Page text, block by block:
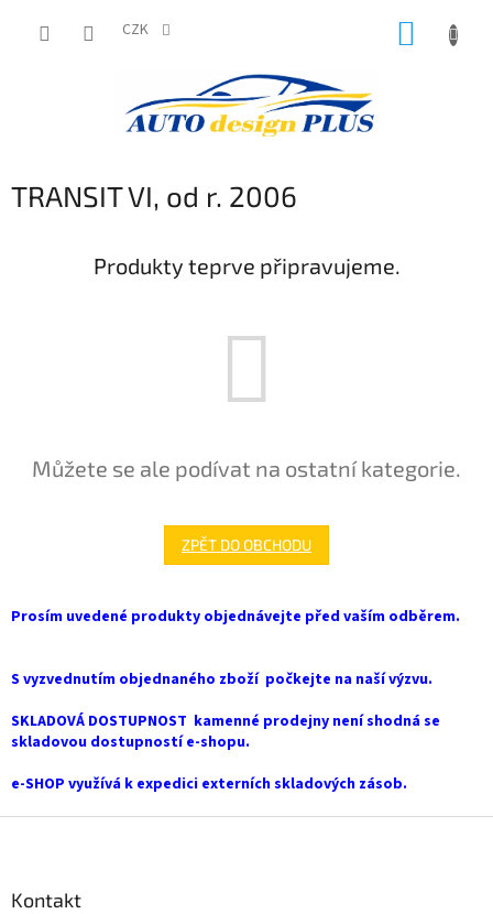
CZK
TRANSIT VI, od r. 2006
Produkty teprve připravujeme.
Můžete se ale podívat na ostatní kategorie.
ZPĚT DO OBCHODU
Prosím uvedené produkty objednávejte před vaším odběrem.
S vyzvednutím objednaného zboží počkejte na naší výzvu.
SKLADOVÁ DOSTUPNOST kamenné prodejny není shodná se
skladovou dostupností e-shopu.
e-SHOP využívá k expedici externích skladových zásob.
Kontakt